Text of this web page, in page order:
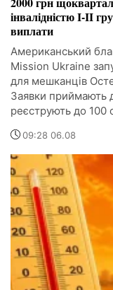
інвалідністю I-II
виплати
Американський
Mission Ukraine
для мешканців
Заявки
реєструють до 100
09:28 06.08